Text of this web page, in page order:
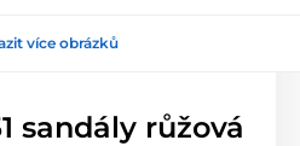
více obrázků
sandály růžová